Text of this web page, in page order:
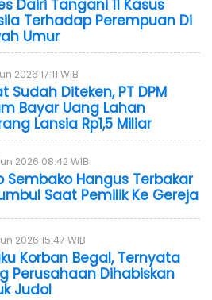
Dairi Tangani 11 Kasus
Terhadap Perempuan Di
Umur
2026 17:11 WIB
Sudah Diteken, PT DPM
Bayar Uang Lahan
Lansia Rp1,5 Miliar
2026 08:42 WIB
Sembako Hangus Terbakar
Saat Pemilik Ke Gereja
2026 15:47 WIB
Korban Begal, Ternyata
Perusahaan Dihabiskan
Judol